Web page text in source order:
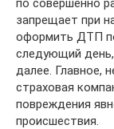
запрещает при
оформить ДТП
следующий
далее. Главное,
страховая
повреждения
происшествия.